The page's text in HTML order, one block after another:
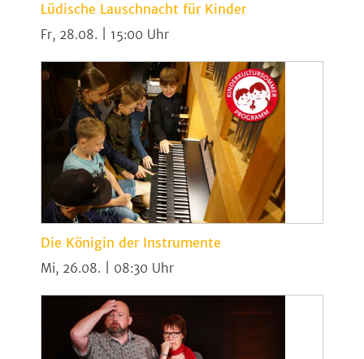
Lüdische Lauschnacht für Kinder
Fr, 28.08. | 15:00
Die Königin der Instrumente
Mi, 26.08. | 08:30